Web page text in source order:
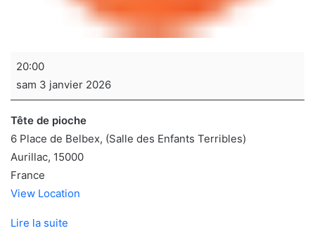
Soirée
de
sociétés
20:00
sam 3 janvier 2026
Tête de pioche
6 Place de Belbex (Salle des Enfants Terribles)
Aurillac, 15000
France
View Location
Lire la suite